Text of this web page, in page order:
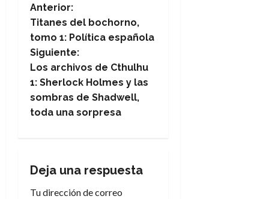
N
a
v
e
g
c
i
Anterior:
Titanes del bochorno,
tomo 1: Política española
Siguiente:
Los archivos de Cthulhu
1: Sherlock Holmes y las
sombras de Shadwell,
toda una sorpresa
Deja una respuesta
Tu dirección de correo